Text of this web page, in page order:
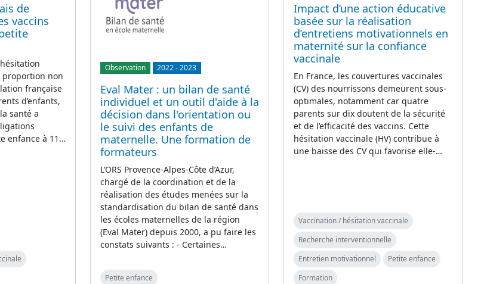
de
vaccins
proportion non
française
d’enfants,
santé a
enfance à 11…
Observation 2022-2023
Eval Mater : un bilan de santé
individuel et un outil d'aide à la
décision dans l'orientation ou
le suivi des enfants de
maternelle. Une formation de
formateurs
L’ORS Provence-Alpes-Côte d’Azur,
chargé de la coordination et de la
réalisation des études menées sur la
standardisation du bilan de santé dans
les écoles maternelles de la région
(Eval Mater) depuis 2000, a pu faire les
constats suivants : - Certaines…
Petite enfance
Impact d’une action éducative
basée sur la réalisation
d’entretiens motivationnels en
maternité sur la confiance
vaccinale
En France, les couvertures vaccinales
(CV) des nourrissons demeurent sous-
optimales, notamment car quatre
parents sur dix doutent de la sécurité
et de l’efficacité des vaccins. Cette
hésitation vaccinale (HV) contribue à
une baisse des CV qui favorise elle-…
Vaccination / hésitation vaccinale
Recherche interventionnelle
Entretien motivationnel
Petite enfance
Formation